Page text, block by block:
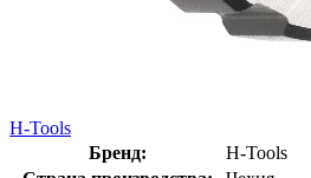
H-Tools
Бренд:
H-Tools